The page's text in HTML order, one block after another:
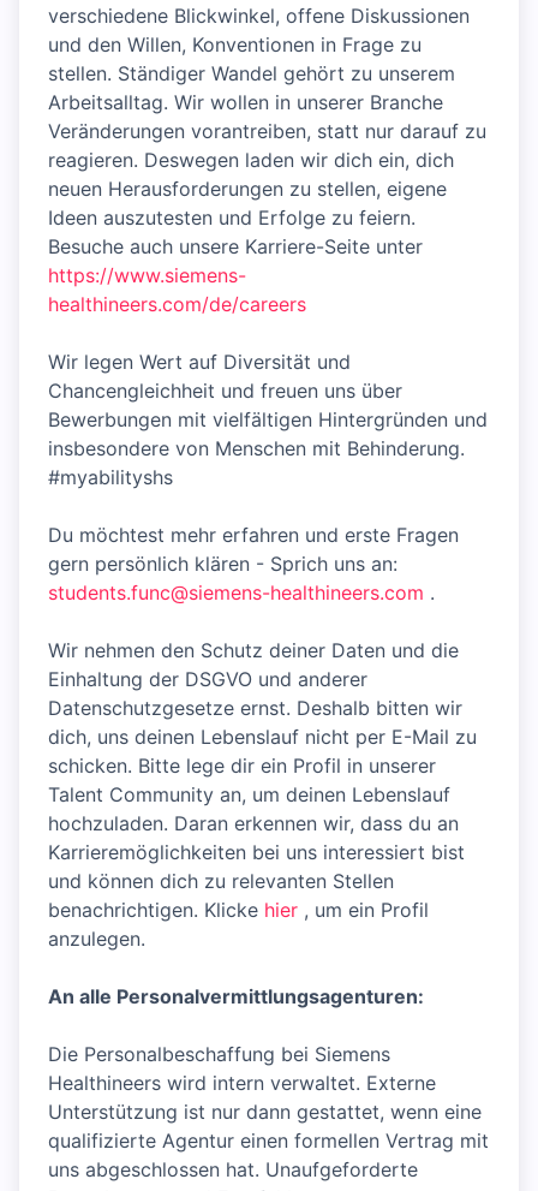
verschiedene Blickwinkel, offene Diskussionen
und den Willen, Konventionen in Frage zu
stellen. Ständiger Wandel gehört zu unserem
Arbeitsalltag. Wir wollen in unserer Branche
Veränderungen vorantreiben, statt nur darauf zu
reagieren. Deswegen laden wir dich ein, dich
neuen Herausforderungen zu stellen, eigene
Ideen auszutesten und Erfolge zu feiern.
Besuche auch unsere Karriere-Seite unter
https://www.siemens-
healthineers.com/de/careers
Wir legen Wert auf Diversität und
Chancengleichheit und freuen uns über
Bewerbungen mit vielfältigen Hintergründen und
insbesondere von Menschen mit Behinderung.
#myabilityshs
Du möchtest mehr erfahren und erste Fragen
gern persönlich klären - Sprich uns an:
students.func@siemens-healthineers.com .
Wir nehmen den Schutz deiner Daten und die
Einhaltung der DSGVO und anderer
Datenschutzgesetze ernst. Deshalb bitten wir
dich, uns deinen Lebenslauf nicht per E-Mail zu
schicken. Bitte lege dir ein Profil in unserer
Talent Community an, um deinen Lebenslauf
hochzuladen. Daran erkennen wir, dass du an
Karrieremöglichkeiten bei uns interessiert bist
und können dich zu relevanten Stellen
benachrichtigen. Klicke hier , um ein Profil
anzulegen.
An alle Personalvermittlungsagenturen:
Die Personalbeschaffung bei Siemens
Healthineers wird intern verwaltet. Externe
Unterstützung ist nur dann gestattet, wenn eine
qualifizierte Agentur einen formellen Vertrag mit
uns abgeschlossen hat. Unaufgeforderte